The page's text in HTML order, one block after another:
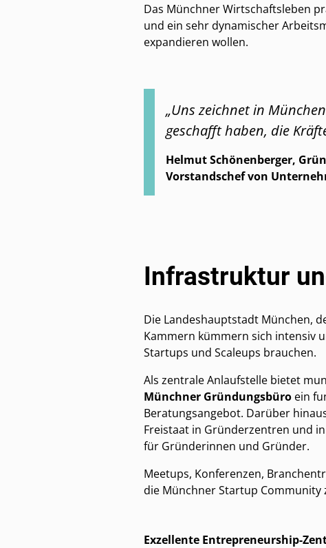
Das Münchner Wirtschaftsleben
und ein sehr dynamischer
expandieren wollen.
„Uns zeichnet in
geschafft haben, die
Helmut Schönenberger,
Vorstandschef von
Infrastruktur
Die Landeshauptstadt München,
Kammern kümmern sich intensiv
Startups und Scaleups brauchen.
Als zentrale Anlaufstelle bietet
Münchner Gründungsbüro ein
Beratungsangebot. Darüber
Freistaat in Gründerzentren und
für Gründerinnen und Gründer.
Meetups, Konferenzen,
die Münchner Startup Community
Exzellente Entrepreneurship-